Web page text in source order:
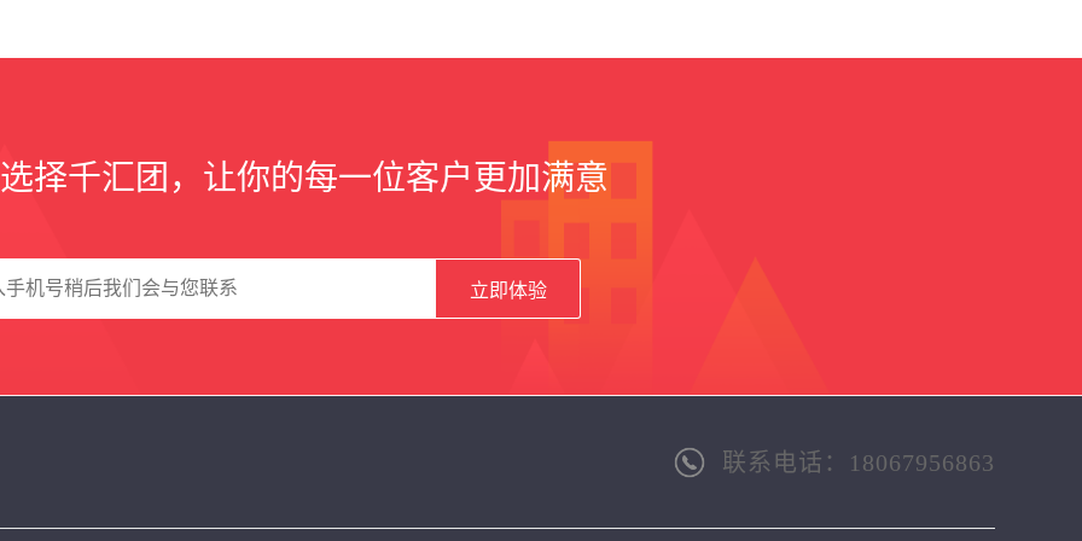
择千汇团，让你的每一位客户更加满意
立即体验
联系电话：18067956863